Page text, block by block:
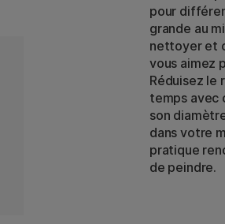
pour
grande au
nettoyer et
vous aimez
Réduisez le
temps avec
son
dans votre
pratique
de peindre.